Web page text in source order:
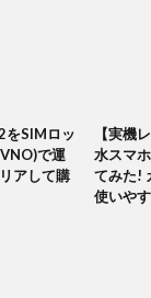
をSIMロッ
で運
アして購
【実機
水スマ
てみた!
使いや